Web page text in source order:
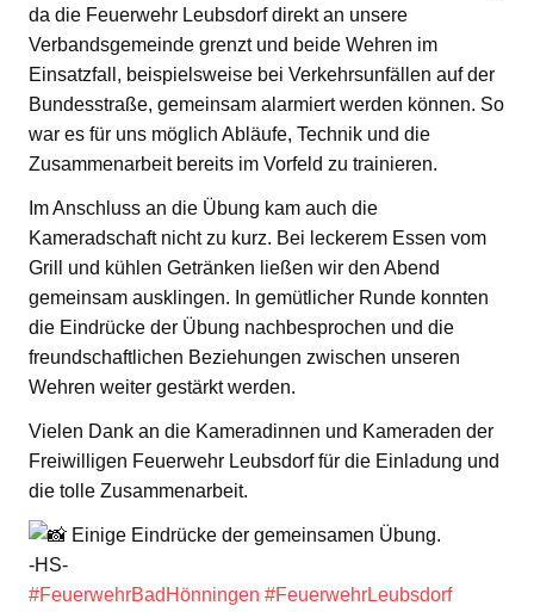
da die Feuerwehr Leubsdorf direkt an unsere
Verbandsgemeinde grenzt und beide Wehren im
Einsatzfall, beispielsweise bei Verkehrsunfällen auf der
Bundesstraße, gemeinsam alarmiert werden können. So
war es für uns möglich Abläufe, Technik und die
Zusammenarbeit bereits im Vorfeld zu trainieren.
Im Anschluss an die Übung kam auch die
Kameradschaft nicht zu kurz. Bei leckerem Essen vom
Grill und kühlen Getränken ließen wir den Abend
gemeinsam ausklingen. In gemütlicher Runde konnten
die Eindrücke der Übung nachbesprochen und die
freundschaftlichen Beziehungen zwischen unseren
Wehren weiter gestärkt werden.
Vielen Dank an die Kameradinnen und Kameraden der
Freiwilligen Feuerwehr Leubsdorf für die Einladung und
die tolle Zusammenarbeit.
Einige Eindrücke der gemeinsamen Übung.
-HS-
#FeuerwehrBadHönningen #FeuerwehrLeubsdorf